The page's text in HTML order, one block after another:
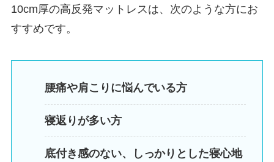
10cm厚の高反発マットレスは、次のような方にお
すすめです。
腰痛や肩こりに悩んでいる方
寝返りが多い方
底付き感のない、しっかりとした寝心地